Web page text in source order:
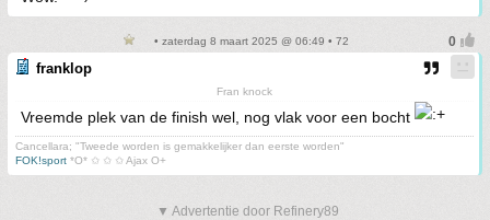
• zaterdag 8 maart 2025 @ 06:49 • 72
franklop
Fran knock
Vreemde plek van de finish wel, nog vlak voor een bocht
Cancellara; "Tweede worden is gemakkelijker dan eerste worden"
FOK!sport *O* ✩ ✩ ✩ Ajax O+
▼ Advertentie door Refinery89